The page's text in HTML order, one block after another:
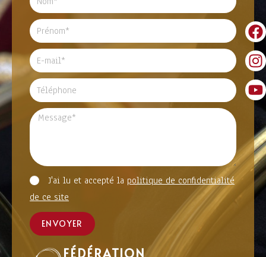
J'ai lu et accepté la politique de confidentialité
de ce site
ENVOYER
FÉDÉRATION